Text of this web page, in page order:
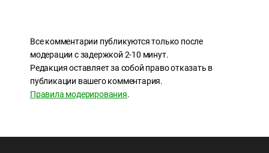
Все комментарии публикуются только после
модерации с задержкой 2-10 минут.
Редакция оставляет за собой право отказать в
публикации вашего комментария.
Правила модерирования.